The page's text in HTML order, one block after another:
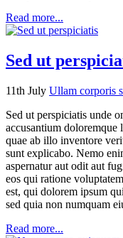
Read more...
Sed ut
11th July Ullam corporis
Sed ut perspiciatis unde
accusantium doloremque
quae ab illo inventore
sunt explicabo. Nemo
aspernatur aut odit aut
eos qui ratione
est, qui dolorem ipsum
sed quia non numquam
Read more...